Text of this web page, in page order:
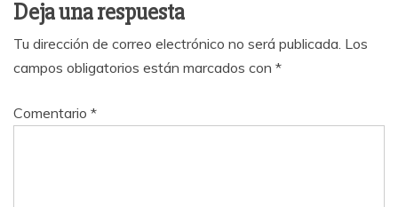
Deja una respuesta
Tu dirección de correo electrónico no será publicada. Los
campos obligatorios están marcados con *
Comentario *